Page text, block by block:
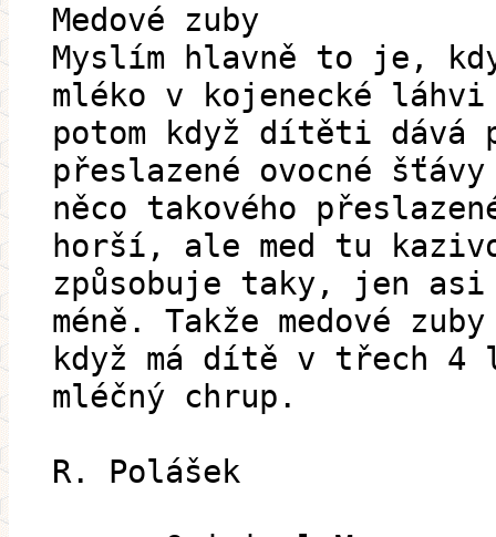
Medové zuby
Myslím hlavně to je,
mléko v kojenecké láhvi
potom když dítěti dává
přeslazené ovocné šťávy
něco takového
horší, ale med tu
způsobuje taky, jen asi
méně. Takže medové
když má dítě v třech 4
mléčný chrup.
R. Polášek